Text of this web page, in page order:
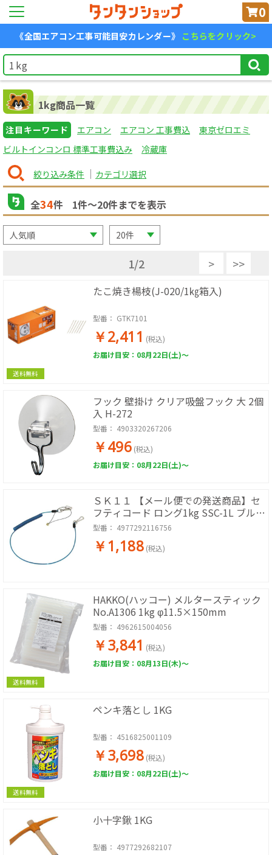
0
《全国エアコン工事可能目安カレンダー》 こちらをクリック>
1kg商品一覧
注目キーワード エアコン エアコン 工事費込
東京ゼロエミ
ビルトインコンロ 標準工事費込み
冷蔵庫
絞り込み条件 カテゴリ選択
全34件 1件〜20件までを表示
1/2 > >>
送料無料
たこ焼き楊枝(J-020/1㎏箱入)
型番： GTK7101
￥2,411 (税込)
お届け目安：08月22日(土)～
フック 壁掛け クリア吸盤フック 大 2個
入 H-272
型番： 4903320267206
￥496 (税込)
お届け目安：08月22日(土)～
ＳＫ１１ 【メール便での発送商品】セ
フティコード ロング1kg SSC-1L ブルー
4977292116756
型番： 4977292116756
￥1,188 (税込)
送料無料
HAKKO(ハッコー) メルタースティック
No.A1306 1kg φ11.5×150mm
型番： 4962615004056
￥3,841 (税込)
お届け目安：08月13日(木)～
送料無料
ペンキ落とし 1KG
型番： 4516825001109
￥3,698 (税込)
お届け目安：08月22日(土)～
小十字鍬 1KG
型番： 4977292682107